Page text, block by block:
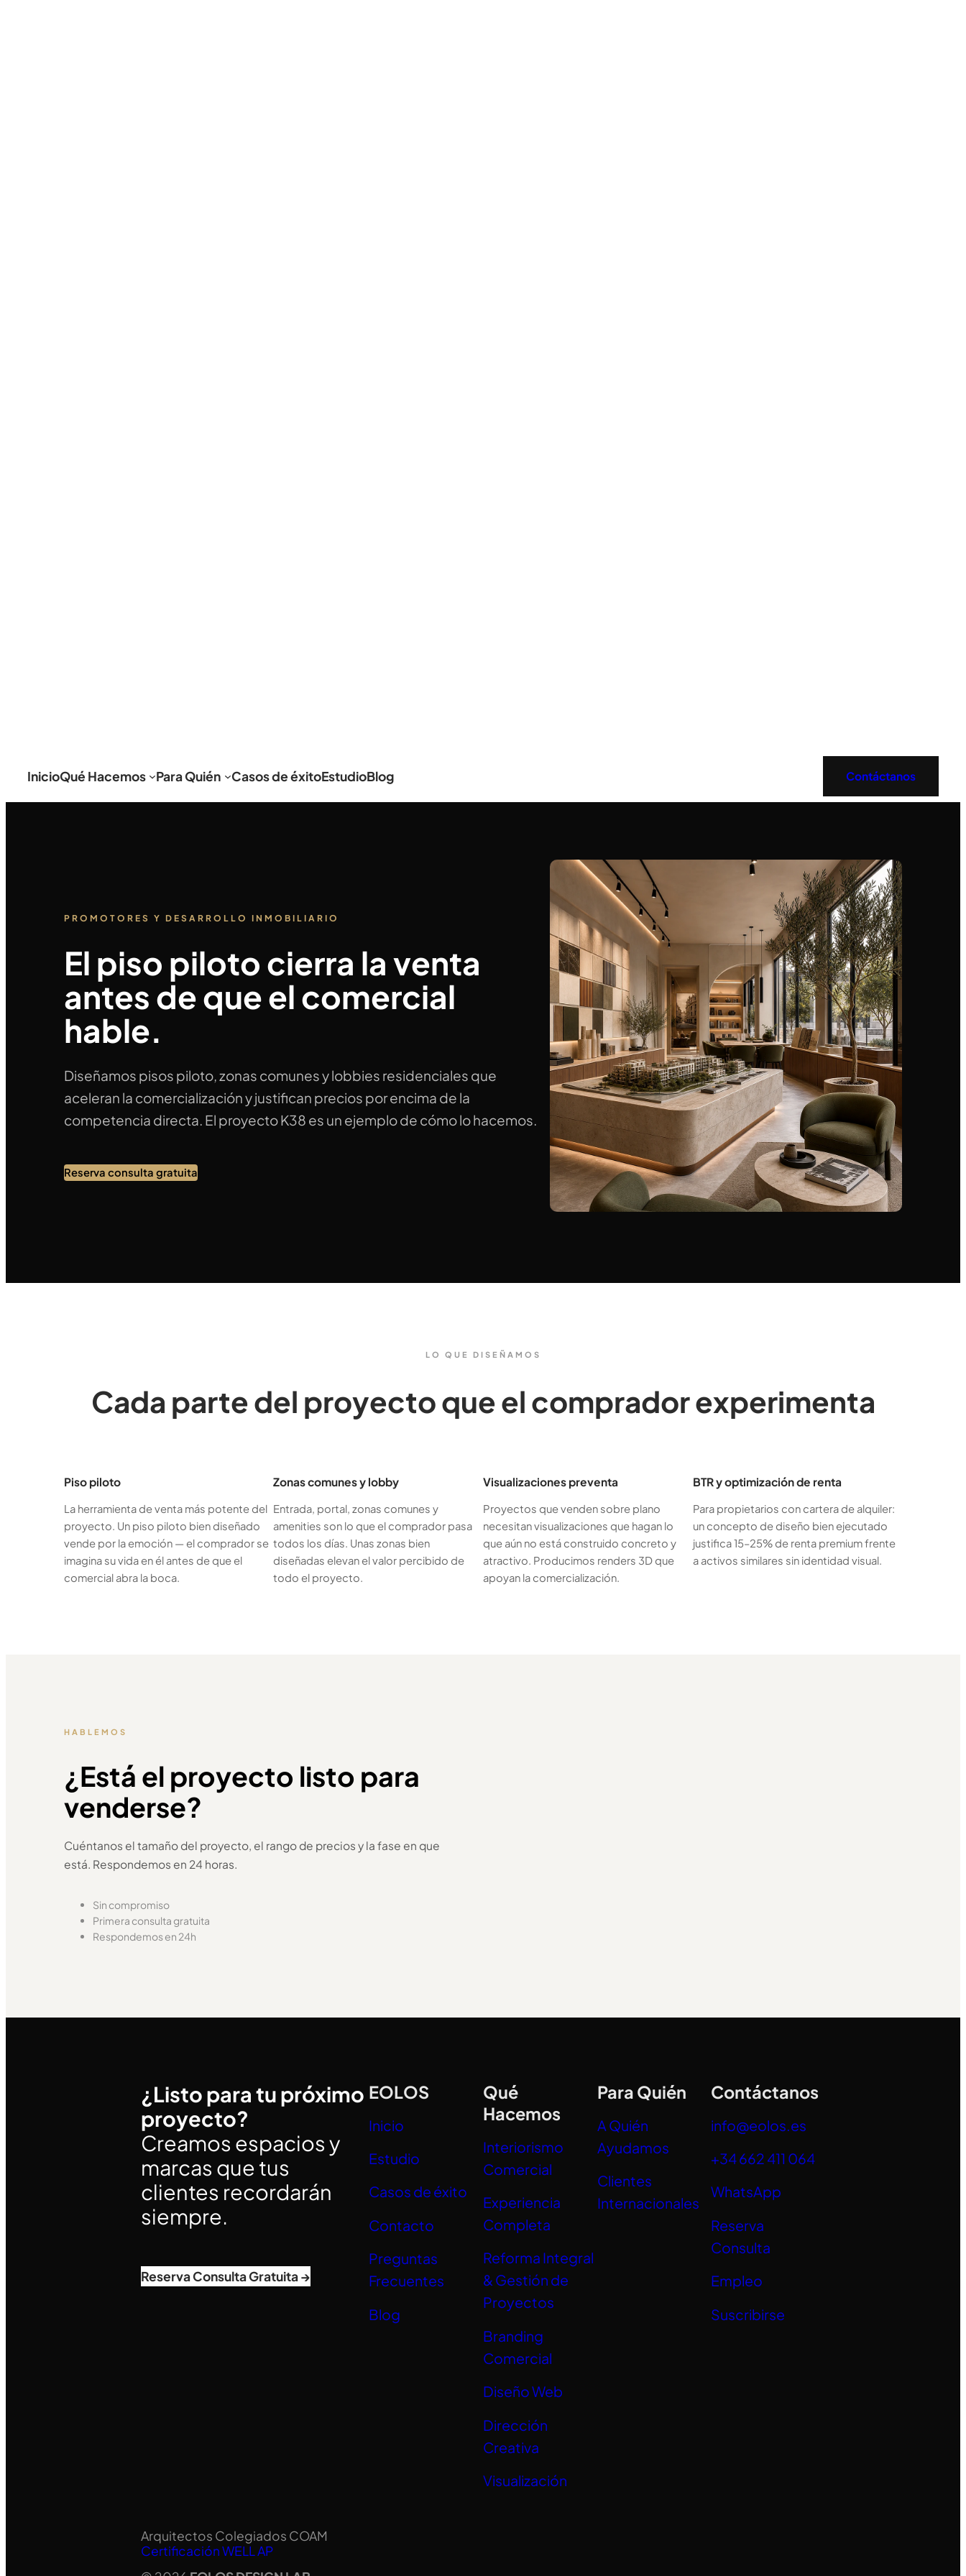
InicioQué Hacemos Para Quién Casos de éxitoEstudioBlog Contáctanos
PROMOTORES Y DESARROLLO INMOBILIARIO
El piso piloto cierra la venta
antes de que el comercial
hable.
Diseñamos pisos piloto, zonas comunes y lobbies residenciales que
aceleran la comercialización y justifican precios por encima de la
competencia directa. El proyecto K38 es un ejemplo de cómo lo hacemos.
Reserva consulta gratuita
LO QUE DISEÑAMOS
Cada parte del proyecto que el comprador experimenta
Piso piloto
La herramienta de venta más potente del
proyecto. Un piso piloto bien diseñado
vende por la emoción — el comprador se
imagina su vida en él antes de que el
comercial abra la boca.
Zonas comunes y lobby
Entrada, portal, zonas comunes y
amenities son lo que el comprador pasa
todos los días. Unas zonas bien
diseñadas elevan el valor percibido de
todo el proyecto.
Visualizaciones preventa
Proyectos que venden sobre plano
necesitan visualizaciones que hagan lo
que aún no está construido concreto y
atractivo. Producimos renders 3D que
apoyan la comercialización.
BTR y optimización de renta
Para propietarios con cartera de alquiler:
un concepto de diseño bien ejecutado
justifica 15–25% de renta premium frente
a activos similares sin identidad visual.
HABLEMOS
¿Está el proyecto listo para
venderse?
Cuéntanos el tamaño del proyecto, el rango de precios y la fase en que
está. Respondemos en 24 horas.
Sin compromiso
Primera consulta gratuita
Respondemos en 24h
¿Listo para tu próximo
proyecto?
Creamos espacios y
marcas que tus
clientes recordarán
siempre.
Reserva Consulta Gratuita →
EOLOS
Inicio
Estudio
Casos de éxito
Contacto
Preguntas
Frecuentes
Blog
Qué
Hacemos
Interiorismo
Comercial
Experiencia
Completa
Reforma Integral
& Gestión de
Proyectos
Branding
Comercial
Diseño Web
Dirección
Creativa
Visualización
Para Quién
A Quién
Ayudamos
Clientes
Internacionales
Contáctanos
info@eolos.es
+34 662 411 064
WhatsApp
Reserva
Consulta
Empleo
Suscribirse
Arquitectos Colegiados COAM
Certificación WELL AP